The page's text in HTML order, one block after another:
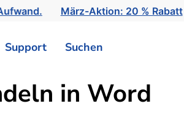
März-Aktion: 20 % Rabatt
Support Suchen
in Word